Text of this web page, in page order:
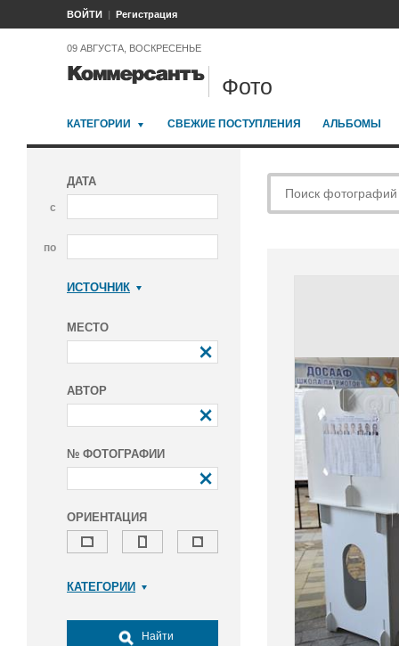
ВОЙТИ Регистрация
09 АВГУСТА, ВОСКРЕСЕНЬЕ
Фото
КАТЕГОРИИ СВЕЖИЕ ПОСТУПЛЕНИЯ АЛЬБОМЫ
ДАТА
с
по
ИСТОЧНИК
МЕСТО
АВТОР
№ ФОТОГРАФИИ
ОРИЕНТАЦИЯ
КАТЕГОРИИ
Досуг, туризм и отдых
Найти